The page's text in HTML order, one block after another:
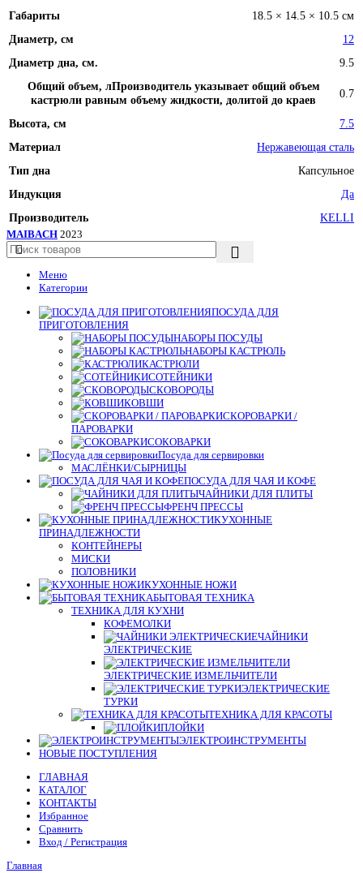
Габариты
18.5 × 14.5 × 10.5 см
Диаметр, см
12
Диаметр дна, см.
9.5
Общий объем, лПроизводитель указывает общий объем
кастрюли равным объему жидкости, долитой до краев
0.7
Высота, см
7.5
Материал
Нержавеющая сталь
Тип дна
Капсульное
Индукция
Да
Производитель
KELLI
MAIBACH 2023
Меню
Категории
ПОСУДА ДЛЯ
ПРИГОТОВЛЕНИЯ
НАБОРЫ ПОСУДЫ
НАБОРЫ КАСТРЮЛЬ
КАСТРЮЛИ
СОТЕЙНИКИ
СКОВОРОДЫ
КОВШИ
СКОРОВАРКИ /
ПАРОВАРКИ
СОКОВАРКИ
Посуда для сервировки
МАСЛЁНКИ/СЫРНИЦЫ
ПОСУДА ДЛЯ ЧАЯ И КОФЕ
ЧАЙНИКИ ДЛЯ ПЛИТЫ
ФРЕНЧ ПРЕССЫ
КУХОННЫЕ
ПРИНАДЛЕЖНОСТИ
КОНТЕЙНЕРЫ
МИСКИ
ПОЛОВНИКИ
КУХОННЫЕ НОЖИ
БЫТОВАЯ ТЕХНИКА
ТЕХНИКА ДЛЯ КУХНИ
КОФЕМОЛКИ
ЧАЙНИКИ
ЭЛЕКТРИЧЕСКИЕ
ЭЛЕКТРИЧЕСКИЕ ИЗМЕЛЬЧИТЕЛИ
ЭЛЕКТРИЧЕСКИЕ
ТУРКИ
ТЕХНИКА ДЛЯ КРАСОТЫ
ПЛОЙКИ
ЭЛЕКТРОИНСТРУМЕНТЫ
НОВЫЕ ПОСТУПЛЕНИЯ
ГЛАВНАЯ
КАТАЛОГ
КОНТАКТЫ
Избранное
Сравнить
Вход / Регистрация
Главная